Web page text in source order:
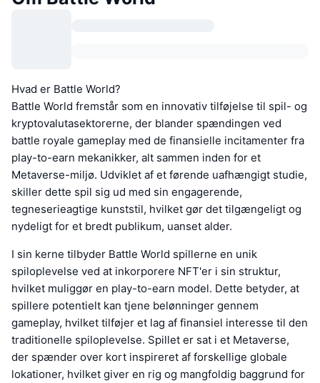
Hvad er Battle World?
Battle World fremstår som en innovativ tilføjelse til spil- og
kryptovalutasektorerne, der blander spændingen ved
battle royale gameplay med de finansielle incitamenter fra
play-to-earn mekanikker, alt sammen inden for et
Metaverse-miljø. Udviklet af et førende uafhængigt studie,
skiller dette spil sig ud med sin engagerende,
tegneserieagtige kunststil, hvilket gør det tilgængeligt og
nydeligt for et bredt publikum, uanset alder.
I sin kerne tilbyder Battle World spillerne en unik
spiloplevelse ved at inkorporere NFT'er i sin struktur,
hvilket muliggør en play-to-earn model. Dette betyder, at
spillere potentielt kan tjene belønninger gennem
gameplay, hvilket tilføjer et lag af finansiel interesse til den
traditionelle spiloplevelse. Spillet er sat i et Metaverse,
der spænder over kort inspireret af forskellige globale
lokationer, hvilket giver en rig og mangfoldig baggrund for